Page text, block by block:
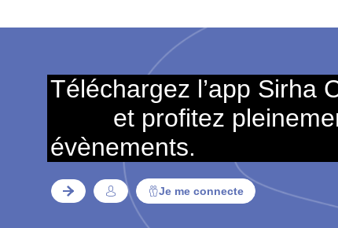
Téléchargez l’app Sirha
et profitez
évènements.
Je me connecte